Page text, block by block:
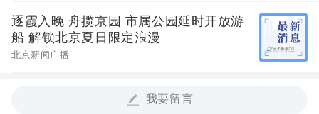
逐霞入晚 舟揽京园 市属公园延时开放游
船 解锁北京夏日限定浪漫
北京新闻广播
我要留言